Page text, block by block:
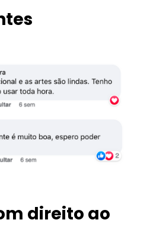
direito ao